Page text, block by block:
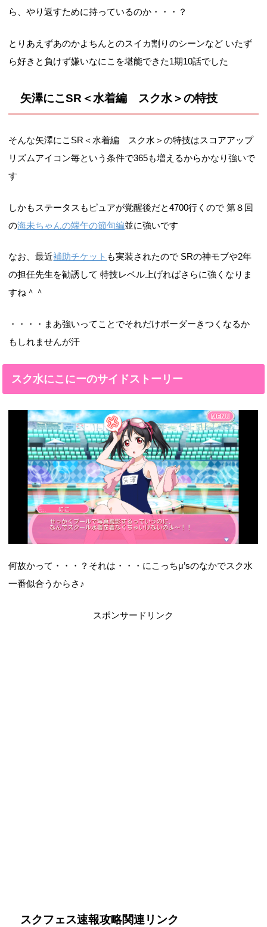
ら、やり返すために持っているのか・・・？
とりあえずあのかよちんとのスイカ割りのシーンなど いたず
ら好きと負けず嫌いなにこを堪能できた1期10話でした
矢澤にこSR＜水着編 スク水＞の特技
そんな矢澤にこSR＜水着編 スク水＞の特技はスコアアップ
リズムアイコン毎という条件で365も増えるからかなり強いで
す
しかもステータスもピュアが覚醒後だと4700行くので 第８回
の海未ちゃんの端午の節句編並に強いです
なお、最近補助チケット も実装されたので SRの神モブや2年
の担任先生を勧誘して 特技レベル上げればさらに強くなりま
すね＾＾
・・・・まあ強いってことでそれだけボーダーきつくなるか
もしれませんが汗
スク水にこにーのサイドストーリー
何故かって・・・？それは・・・にこっちμ’sのなかでスク水
一番似合うからさ♪
スポンサードリンク
スクフェス速報攻略関連リンク